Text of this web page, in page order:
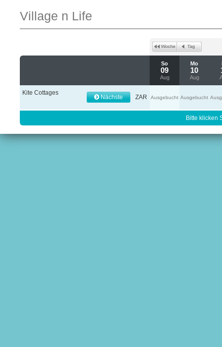
Village n Life
So
09
Aug
Mo
10
Aug
Kite Cottages
Nächste ZAR Ausgebucht Ausgebucht
Bitte klicken